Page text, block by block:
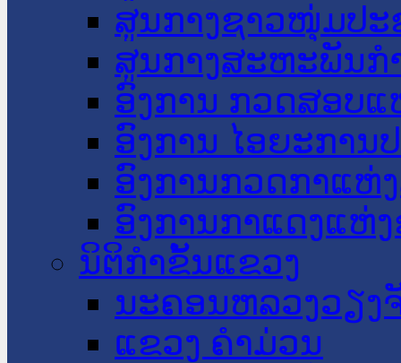
ສູນກາງຊາວໜຸ່ມປະ
ສູນກາງສະຫະພັນກ
ອົງການ ກວດສອບແ
ອົງການ ໄອຍະການ
ອົງການກວດກາແຫ່
ອົງການກາແດງແຫ່
ນິຕິກໍາຂັ້ນແຂວງ
ນະ​ຄອນ​ຫລວງວຽງ
ແຂວງ ຄໍາມ່ວນ